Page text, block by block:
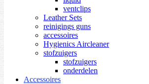
ventclips
Leather Sets
reinigings guns
accessoires
Hygienics Aircleaner
stofzuigers
stofzuigers
onderdelen
Accessoires